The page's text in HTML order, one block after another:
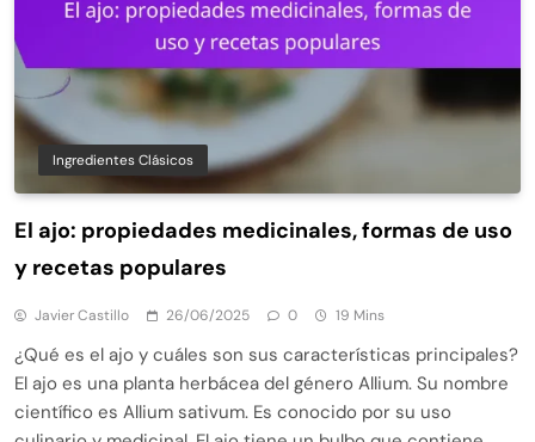
Ingredientes Clásicos
El ajo: propiedades medicinales, formas de uso
y recetas populares
Javier Castillo 26/06/2025 0 19 Mins
¿Qué es el ajo y cuáles son sus características principales?
El ajo es una planta herbácea del género Allium. Su nombre
científico es Allium sativum. Es conocido por su uso